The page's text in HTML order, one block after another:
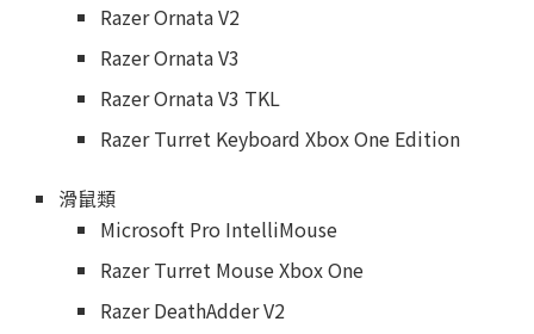
Razer Ornata V2
Razer Ornata V3
Razer Ornata V3 TKL
Razer Turret Keyboard Xbox One Edition
滑鼠類
Microsoft Pro IntelliMouse
Razer Turret Mouse Xbox One
Razer DeathAdder V2